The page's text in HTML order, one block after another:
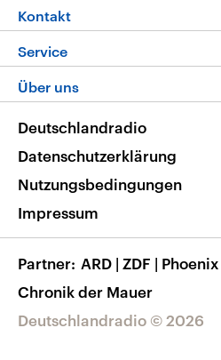
Die Nachrichten
Nachrichtenleicht
Neue Beiträge auf dlf.de
Livestream
Podcasts
Deutschlandfunk App
Nachrichten App
Frequenzen
Kontakt
Hörerservice
Service
FAQ
Veranstaltungen
Musikliste
RSS
Über uns
Barrierefreiheit
Deutschlandradio © 2026
Deutschlandradio
Datenschutzerklärung
Nutzungsbedingungen
Impressum
Partner ARD | ZDF | Phoenix
Chronik der Mauer